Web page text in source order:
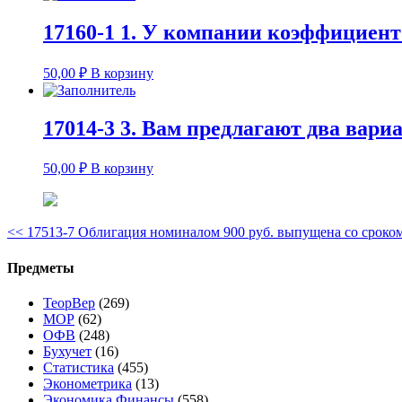
17160-1 1. У компании
50,00 ₽ В корзину
17014-3 3. Вам предлагают два
50,00 ₽ В корзину
<< 17513-7 Облигация номиналом 900 руб. выпущена со
Предметы
ТеорВер (269)
МОР (62)
ОФВ (248)
Бухучет (16)
Статистика (455)
Эконометрика (13)